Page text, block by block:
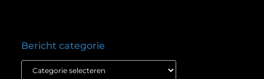
Bericht categorie